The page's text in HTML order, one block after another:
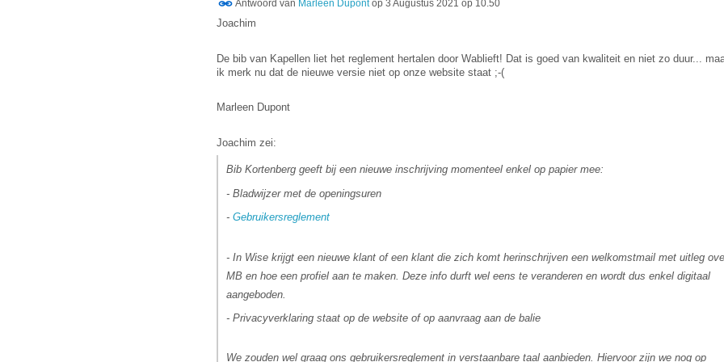
Antwoord van Marleen Dupontop 3 Augustus 2021 op 10.50
Joachim
De bib van Kapellen liet het reglement hertalen door Wablieft! Dat is goed van kwaliteit en niet zo duur...
ik merk nu dat de nieuwe versie niet op onze website staat ;-(
Marleen Dupont
Joachim zei:
Bib Kortenberg geeft bij een nieuwe inschrijving momenteel enkel op papier mee:
- Bladwijzer met de openingsuren
- Gebruikersreglement
- In Wise krijgt een nieuwe klant of een klant die zich komt herinschrijven een welkomstmail met uitleg
MB en hoe een profiel aan te maken. Deze info durft wel eens te veranderen en wordt dus enkel digitaal
aangeboden.
- Privacyverklaring staat op de website of op aanvraag aan de balie
We zouden wel graag ons gebruikersreglement in verstaanbare taal aanbieden. Hiervoor zijn we nog op